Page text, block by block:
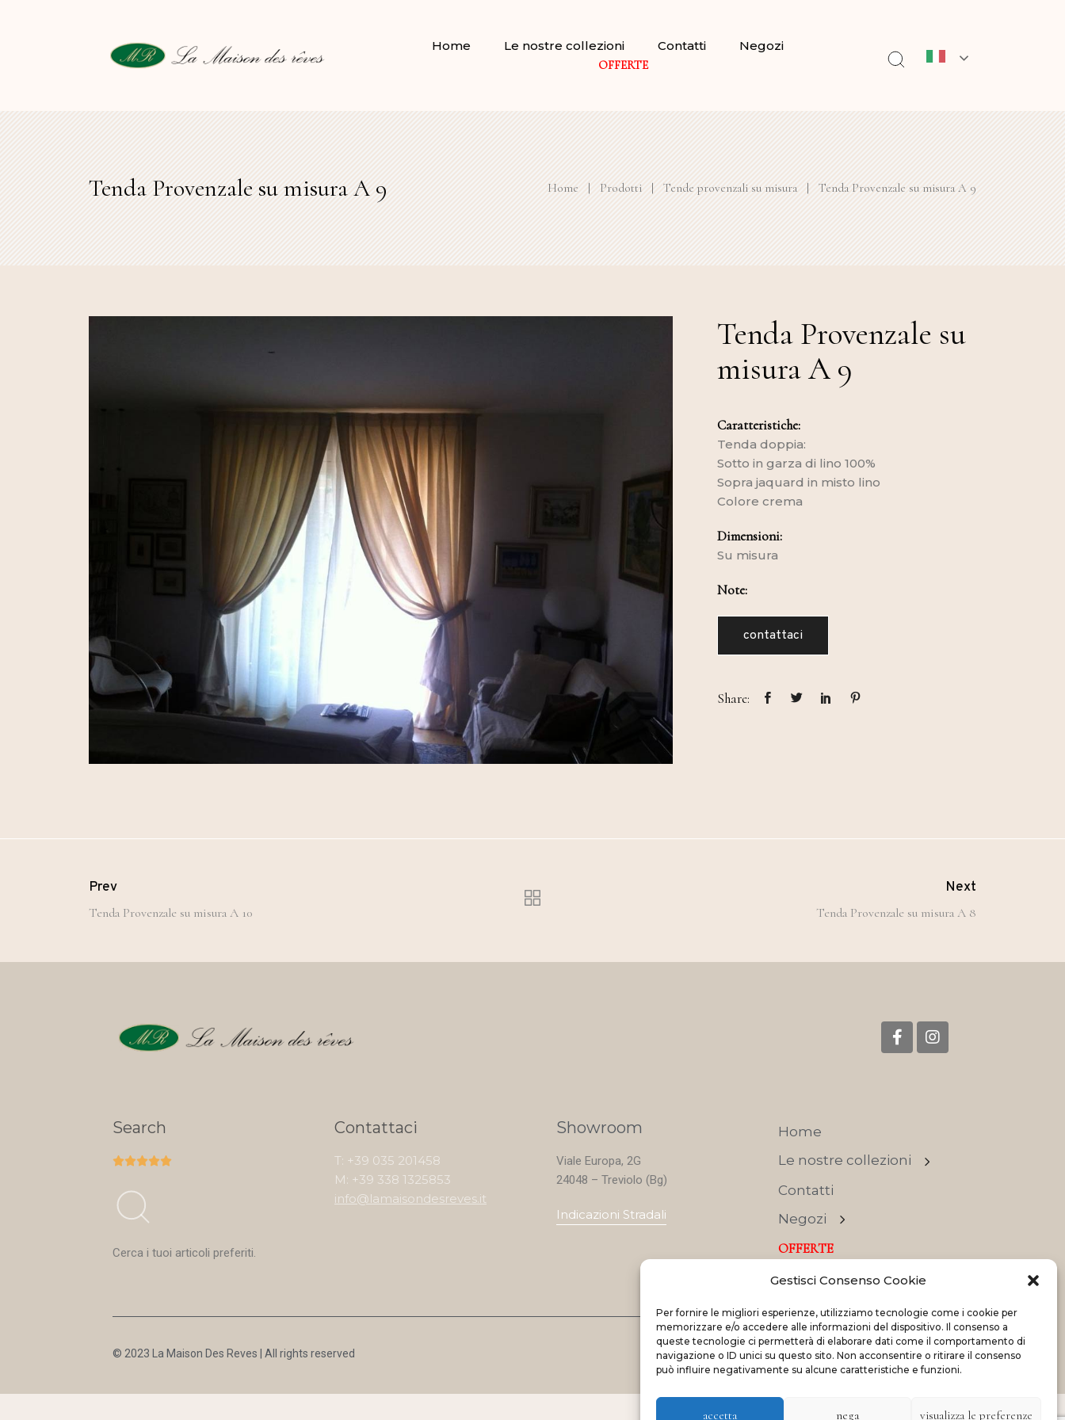
Gestisci Consenso Cookie
Per fornire le migliori esperienze, utilizziamo tecnologie come i cookie per
memorizzare e/o accedere alle informazioni del dispositivo. Il consenso a
queste tecnologie ci permetterà di elaborare dati come il comportamento di
navigazione o ID unici su questo sito. Non acconsentire o ritirare il consenso
può influire negativamente su alcune caratteristiche e funzioni.
accetta nega visualizza le preferenze
Home Le nostre collezioni Contatti Negozi
OFFERTE
Tenda Provenzale su misura A 9 Home | Prodotti | Tende provenzali su misura | Tenda Provenzale su misura A 9
Tenda Provenzale su
misura A 9
Caratteristiche:
Tenda doppia:
Sotto in garza di lino 100%
Sopra jaquard in misto lino
Colore crema
Dimensioni:
Su misura
Note:
contattaci
Share:
Prev
Tenda Provenzale su misura A 10
Next
Tenda Provenzale su misura A 8
Search

Cerca i tuoi articoli preferiti.
Contattaci
T: +39 035 201458
M: +39 338 1325853
info@lamaisondesreves.it
Showroom
Viale Europa, 2G
24048 – Treviolo (Bg)
Indicazioni Stradali
Home
Le nostre collezioni
Contatti
Negozi
OFFERTE
© 2023 La Maison Des Reves | All rights reserved Made with and byShadApps